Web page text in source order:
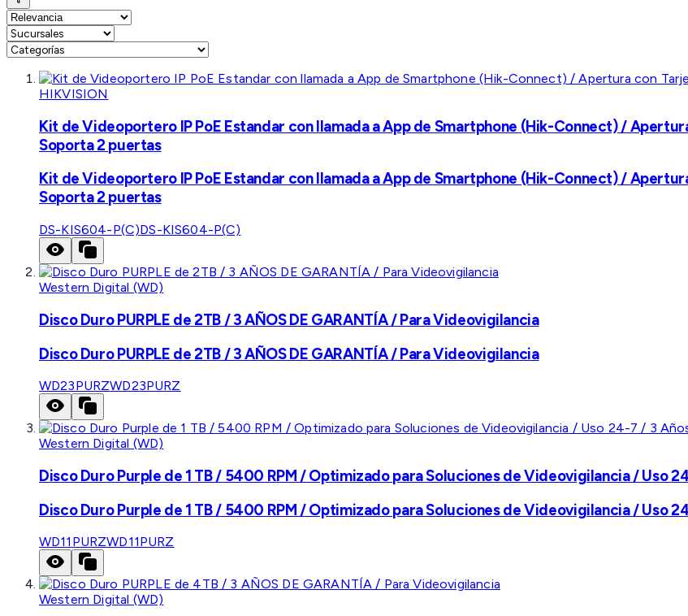
HIKVISION
Kit de Videoportero IP PoE Estandar con llamada a App de Smartphone (Hik-Connect) /
Soporta 2 puertas
Kit de Videoportero IP PoE Estandar con llamada a App de Smartphone (Hik-Connect) /
Soporta 2 puertas
DS-KIS604-P(C)DS-KIS604-P(C)
Western Digital (WD)
Disco Duro PURPLE de 2TB / 3 AÑOS DE GARANTÍA / Para Videovigilancia
Disco Duro PURPLE de 2TB / 3 AÑOS DE GARANTÍA / Para Videovigilancia
WD23PURZWD23PURZ
Western Digital (WD)
Disco Duro Purple de 1 TB / 5400 RPM / Optimizado para Soluciones de Videovigilancia / Uso
Disco Duro Purple de 1 TB / 5400 RPM / Optimizado para Soluciones de Videovigilancia / Uso
WD11PURZWD11PURZ
Western Digital (WD)